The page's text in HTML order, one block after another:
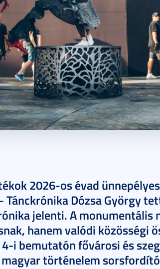
2026-os évad
Tánckrónika Dózsa György
jelenti. A monumentális
hanem valódi közösségi
i bemutatón fővárosi és
történelem